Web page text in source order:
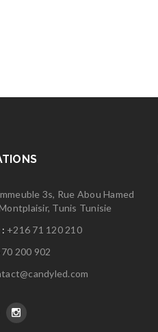
3s, Rue Abou Hamed
Tunis Tunisie
+216 71 120 210
200 902